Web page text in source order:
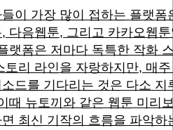
이 가장 많이 접하는 플랫폼
다음웹툰, 그리고 카카오웹
랫폼은 저마다 독특한 작화
토리 라인을 자랑하지만, 매
드를 기다리는 것은 다소 지
때 뉴토끼와 같은 웹툰 미리
최신 기작의 흐름을 파악하